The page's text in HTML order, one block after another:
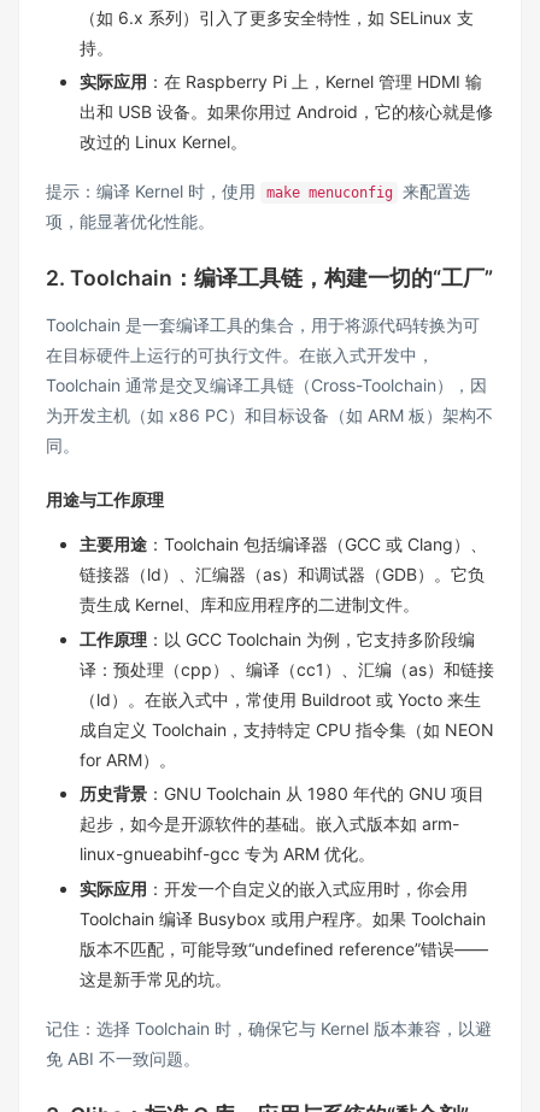
（如 6.x 系列）引入了更多安全特性，如 SELinux 支
持。
实际应用 ：在 Raspberry Pi 上，Kernel 管理 HDMI 输
出和 USB 设备。如果你用过 Android，它的核心就是修
改过的 Linux Kernel。
提示：编译 Kernel 时，使用 make menuconfig
来配置选
项，能显著优化性能。
2. Toolchain：编译工具链，构建一切的“工厂”
Toolchain 是一套编译工具的集合，用于将源代码转换为可
在目标硬件上运行的可执行文件。在嵌入式开发中，
Toolchain 通常是交叉编译工具链（Cross-Toolchain），因
为开发主机（如 x86 PC）和目标设备（如 ARM 板）架构不
同。
用途与工作原理
主要用途 ：Toolchain 包括编译器（GCC 或 Clang）、
链接器（ld）、汇编器（as）和调试器（GDB）。它负
责生成 Kernel、库和应用程序的二进制文件。
工作原理 ：以 GCC Toolchain 为例，它支持多阶段编
译：预处理（cpp）、编译（cc1）、汇编（as）和链接
（ld）。在嵌入式中，常使用 Buildroot 或 Yocto 来生
成自定义 Toolchain，支持特定 CPU 指令集（如 NEON
for ARM）。
历史背景 ：GNU Toolchain 从 1980 年代的 GNU 项目
起步，如今是开源软件的基础。嵌入式版本如 arm-
linux-gnueabihf-gcc 专为 ARM 优化。
实际应用 ：开发一个自定义的嵌入式应用时，你会用
Toolchain 编译 Busybox 或用户程序。如果 Toolchain
版本不匹配，可能导致“undefined reference”错误——
这是新手常见的坑。
记住：选择 Toolchain 时，确保它与 Kernel 版本兼容，以避
免 ABI 不一致问题。